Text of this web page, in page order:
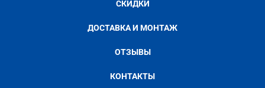
СКИДКИ
ДОСТАВКА И МОНТАЖ
ОТЗЫВЫ
КОНТАКТЫ